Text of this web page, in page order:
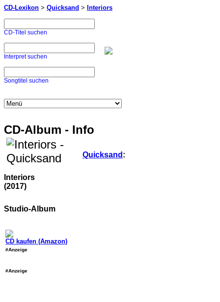
CD-Lexikon > Quicksand > Interiors
CD-Titel suchen
Interpret suchen
Songtitel suchen
CD-Album - Info
Quicksand :
Interiors
(2017)
Studio-Album
CD kaufen (Amazon)
#Anzeige
#Anzeige